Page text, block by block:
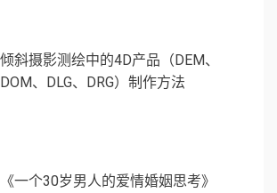
倾斜摄影测绘中的4D产品（DEM、
DOM、DLG、DRG）制作方法
《一个30岁男人的爱情婚姻思考》